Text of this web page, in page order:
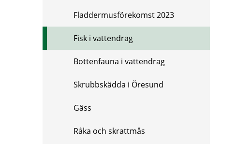
Fladdermusförekomst 2023
Fisk i vattendrag
Bottenfauna i vattendrag
Skrubbskädda i Öresund
Gäss
Råka och skrattmås